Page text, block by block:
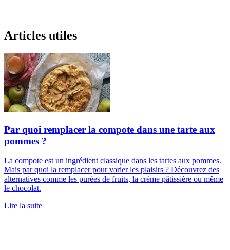
Articles utiles
Par quoi remplacer la compote dans une tarte aux
pommes ?
La compote est un ingrédient classique dans les tartes aux pommes.
Mais par quoi la remplacer pour varier les plaisirs ? Découvrez des
alternatives comme les purées de fruits, la crème pâtissière ou même
le chocolat.
Lire la suite